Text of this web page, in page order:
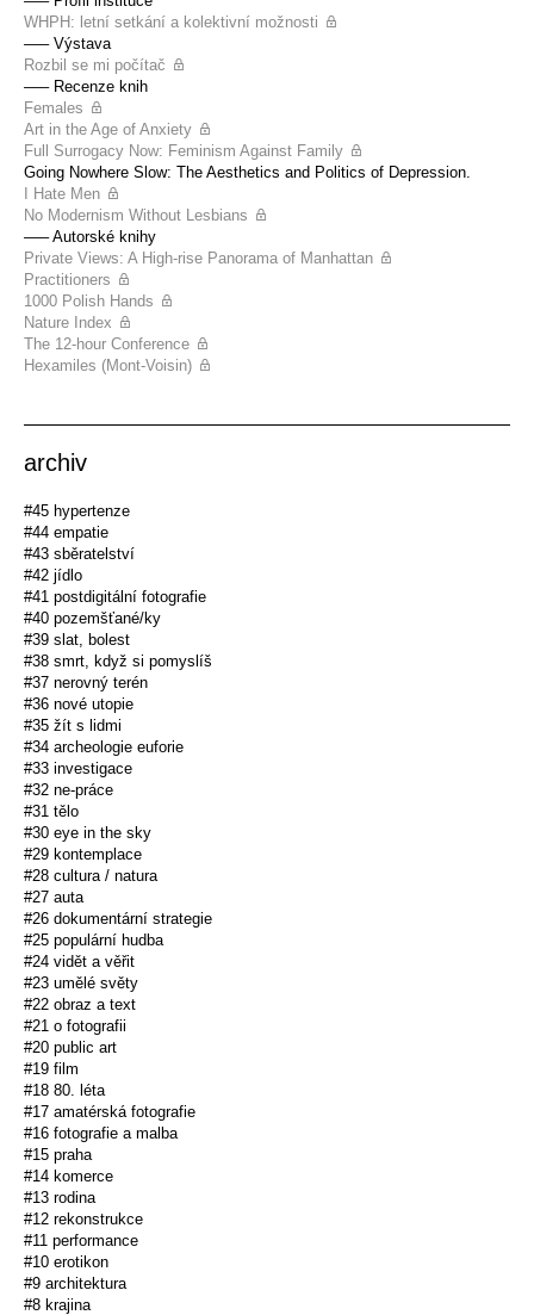
WHPH: letní setkání a kolektivní možnosti
––– Výstava
Rozbil se mi počítač
––– Recenze knih
Females
Art in the Age of Anxiety
Full Surrogacy Now: Feminism Against Family
Going Nowhere Slow: The Aesthetics and Politics of Depression.
I Hate Men
No Modernism Without Lesbians
––– Autorské knihy
Private Views: A High-rise Panorama of Manhattan
Practitioners
1000 Polish Hands
Nature Index
The 12-hour Conference
Hexamiles (Mont-Voisin)
archiv
#45 hypertenze
#44 empatie
#43 sběratelství
#42 jídlo
#41 postdigitální fotografie
#40 pozemšťané/ky
#39 slat, bolest
#38 smrt, když si pomyslíš
#37 nerovný terén
#36 nové utopie
#35 žít s lidmi
#34 archeologie euforie
#33 investigace
#32 ne-práce
#31 tělo
#30 eye in the sky
#29 kontemplace
#28 cultura / natura
#27 auta
#26 dokumentární strategie
#25 populární hudba
#24 vidět a věřit
#23 umělé světy
#22 obraz a text
#21 o fotografii
#20 public art
#19 film
#18 80. léta
#17 amatérská fotografie
#16 fotografie a malba
#15 praha
#14 komerce
#13 rodina
#12 rekonstrukce
#11 performance
#10 erotikon
#9 architektura
#8 krajina